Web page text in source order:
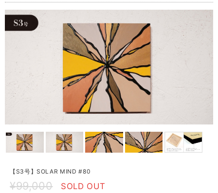
【S3号】SOLAR MIND #80
¥99,000 SOLD OUT